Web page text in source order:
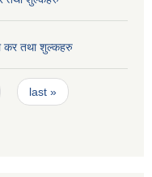
कर तथा शुल्कहरु
last »